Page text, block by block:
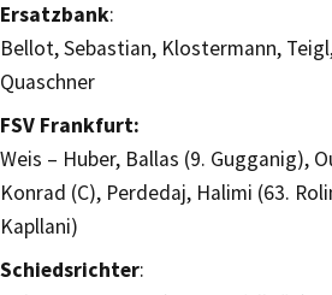
Ersatzbank:
Bellot, Sebastian, Klostermann,
Quaschner
FSV Frankfurt:
Weis – Huber, Ballas (9. Gugganig),
Konrad (C), Perdedaj, Halimi (63.
Kapllani)
Schiedsrichter: